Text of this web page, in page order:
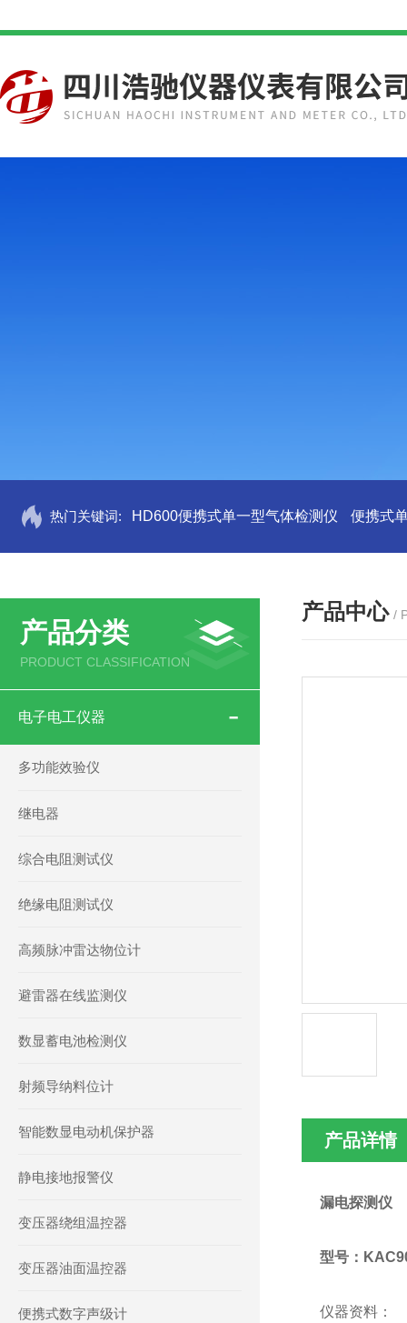
热门关键词: HD600便携式单一型气体检测仪 便携式
产品分类
PRODUCT CLASSIFICATION
电子电工仪器
多功能效验仪
继电器
综合电阻测试仪
绝缘电阻测试仪
高频脉冲雷达物位计
避雷器在线监测仪
数显蓄电池检测仪
射频导纳料位计
智能数显电动机保护器
静电接地报警仪
变压器绕组温控器
变压器油面温控器
便携式数字声级计
产品中心 /
产品详情
漏电探测仪
型号：
仪器资料：